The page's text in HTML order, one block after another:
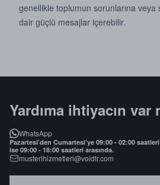
genellikle toplumun sorunlarına veya
dair güçlü mesajlar içerebilir.
Yardıma ihtiyacın var
WhatsApp
Pazartesi’den Cumartesi’ye 09:00 - 02:00
ise 09:00 - 18:00 saatleri arasında.
musterihizmetleri@voidtr.com